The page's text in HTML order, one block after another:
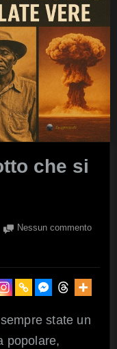
che si
Nessun commentosu
del
che
state un
popolare,